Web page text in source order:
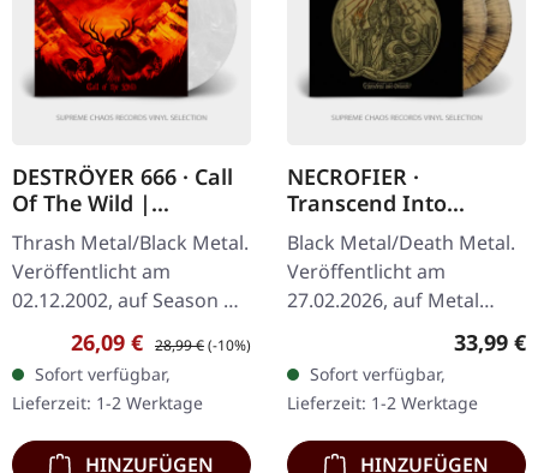
DESTRÖYER 666 · Call
Of The Wild |
CLEAR/WHITE LP
Thrash Metal/Black Metal.
Veröffentlicht am
02.12.2002, auf Season Of
Mist. Transparent/weiß
marmoriertes Vinyl mit
bedruckter Innenhülle,
limitiert…
Verkaufspreis:
26,09 € Regulärer Preis:
28,99 €(-10%)
Sofort verfügbar,
Lieferzeit: 1-2 Werktage
HINZUFÜGEN
NECROFIER ·
Transcend Into
Oblivion |
GOLD/BLACK
SPLATTER 2LP
Black Metal/Death Metal.
Veröffentlicht am
27.02.2026, auf Metal
Blade Records. Golden
"Transcend" Doppel-Vinyl
mit schwarzen Splattern
im…
33,99 €
Sofort verfügbar,
Lieferzeit: 1-2 Werktage
HINZUFÜGEN